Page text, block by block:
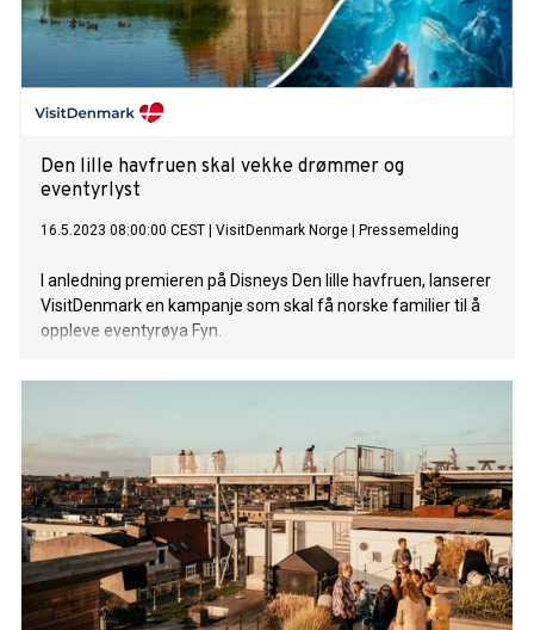
Den lille havfruen skal vekke drømmer og
eventyrlyst
16.5.2023 08:00:00 CEST VisitDenmark Norge Pressemelding
I anledning premieren på Disneys Den lille havfruen, lanserer
VisitDenmark en kampanje som skal få norske familier til å
oppleve eventyrøya Fyn.